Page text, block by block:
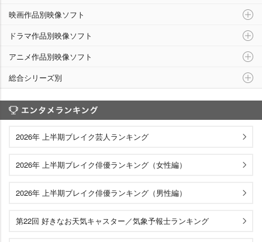
映画作品別映像ソフト
ドラマ作品別映像ソフト
アニメ作品別映像ソフト
総合シリーズ別
2026年 上半期ブレイク芸人ランキング
2026年 上半期ブレイク俳優ランキング（女性編）
2026年 上半期ブレイク俳優ランキング（男性編）
第22回 好きなお天気キャスター／気象予報士ランキング